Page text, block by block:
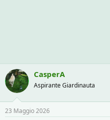
CasperA
Aspirante Giardinauta
23 Maggio 2026